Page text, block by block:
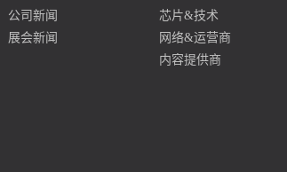
公司新闻
展会新闻
芯片&技术
网络&运营商
内容提供商